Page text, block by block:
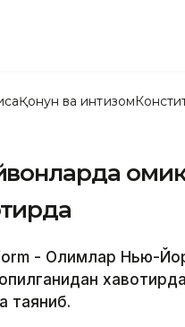
Қонун ва интизом
- Олимлар Нью-
таяниб.